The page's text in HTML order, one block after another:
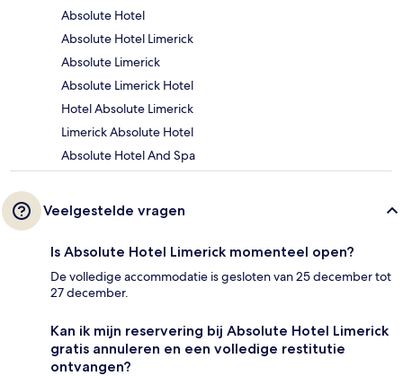
Absolute Hotel
Absolute Hotel Limerick
Absolute Limerick
Absolute Limerick Hotel
Hotel Absolute Limerick
Limerick Absolute Hotel
Absolute Hotel And Spa
Veelgestelde vragen
Is Absolute Hotel Limerick momenteel open?
De volledige accommodatie is gesloten van 25 december tot
27 december.
Kan ik mijn reservering bij Absolute Hotel Limerick
gratis annuleren en een volledige restitutie
ontvangen?